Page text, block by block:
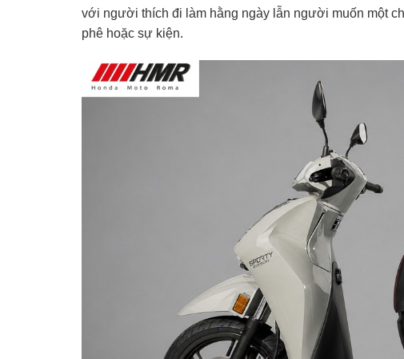
với người thích đi làm hằng ngày lẫn người muốn một
phê hoặc sự kiện.